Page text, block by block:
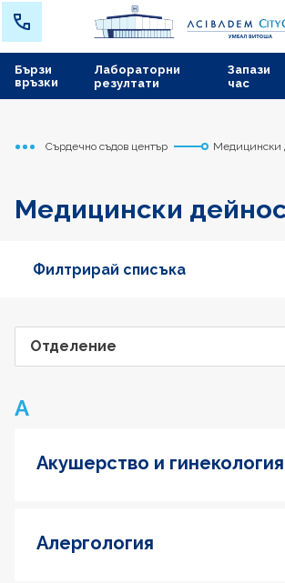
Лабораторни
резултати
Запази
час
Бързи
връзки
Начало
Сърдечно съдов център Медицински
Медицински
Филтрирай списъка
А
Акушерство и гинекология
Алергология